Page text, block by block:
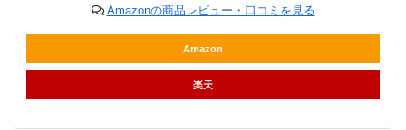
Amazonの商品レビュー・口コミを見る
Amazon
楽天